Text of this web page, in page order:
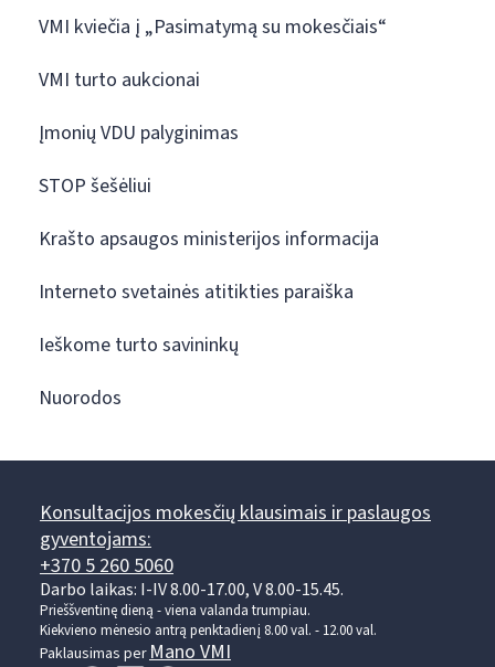
VMI kviečia į „Pasimatymą su mokesčiais“
VMI turto aukcionai
Įmonių VDU palyginimas
STOP šešėliui
Krašto apsaugos ministerijos informacija
Interneto svetainės atitikties paraiška
Ieškome turto savininkų
Nuorodos
Konsultacijos mokesčių klausimais ir paslaugos
gyventojams:
+370 5 260 5060
Darbo laikas: I-IV 8.00-17.00, V 8.00-15.45.
Prieššventinę dieną - viena valanda trumpiau.
Kiekvieno mėnesio antrą penktadienį 8.00 val. - 12.00 val.
Paklausimas perMano VMI